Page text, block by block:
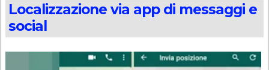
Localizzazione via app di messaggi e
social